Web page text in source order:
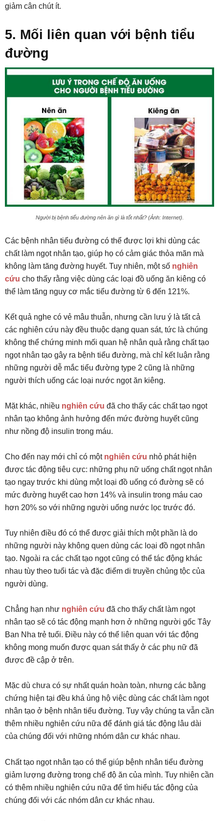
giảm cân chút ít.
5. Mối liên quan với bệnh tiểu
đường
Người bị bệnh tiểu đường nên ăn gì là tốt nhất? (Ảnh: Internet).
Các bệnh nhân tiểu đường có thể được lợi khi dùng các
chất làm ngọt nhân tạo, giúp họ có cảm giác thỏa mãn mà
không làm tăng đường huyết. Tuy nhiên, một số nghiên
cứu cho thấy rằng việc dùng các loại đồ uống ăn kiêng có
thể làm tăng nguy cơ mắc tiểu đường từ 6 đến 121%.
Kết quả nghe có vẻ mâu thuẫn, nhưng cần lưu ý là tất cả
các nghiên cứu này đều thuộc dạng quan sát, tức là chúng
không thể chứng minh mối quan hệ nhân quả rằng chất tạo
ngọt nhân tạo gây ra bệnh tiểu đường, mà chỉ kết luận rằng
những người dễ mắc tiểu đường type 2 cũng là những
người thích uống các loại nước ngọt ăn kiêng.
Mặt khác, nhiều nghiên cứu đã cho thấy các chất tạo ngọt
nhân tạo không ảnh hưởng đến mức đường huyết cũng
như nồng độ insulin trong máu.
Cho đến nay mới chỉ có một nghiên cứu nhỏ phát hiện
được tác động tiêu cực: những phụ nữ uống chất ngọt nhân
tạo ngay trước khi dùng một loại đồ uống có đường sẽ có
mức đường huyết cao hơn 14% và insulin trong máu cao
hơn 20% so với những người uống nước lọc trước đó.
Tuy nhiên điều đó có thể được giải thích một phần là do
những người này không quen dùng các loại đồ ngọt nhân
tạo. Ngoài ra các chất tạo ngọt cũng có thể tác động khác
nhau tùy theo tuổi tác và đặc điểm di truyền chủng tộc của
người dùng.
Chẳng hạn như nghiên cứu đã cho thấy chất làm ngọt
nhân tạo sẽ có tác động mạnh hơn ở những người gốc Tây
Ban Nha trẻ tuổi. Điều này có thể liên quan với tác động
không mong muốn được quan sát thấy ở các phụ nữ đã
được đề cập ở trên.
Mặc dù chưa có sự nhất quán hoàn toàn, nhưng các bằng
chứng hiện tại đều khá ủng hộ việc dùng các chất làm ngọt
nhân tạo ở bệnh nhân tiểu đường. Tuy vậy chúng ta vẫn cần
thêm nhiều nghiên cứu nữa để đánh giá tác động lâu dài
của chúng đối với những nhóm dân cư khác nhau.
Chất tạo ngọt nhân tạo có thể giúp bệnh nhân tiểu đường
giảm lượng đường trong chế độ ăn của mình. Tuy nhiên cần
có thêm nhiều nghiên cứu nữa để tìm hiểu tác động của
chúng đối với các nhóm dân cư khác nhau.